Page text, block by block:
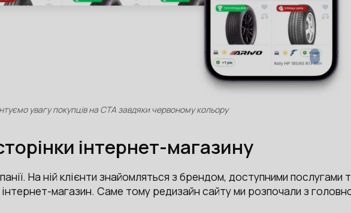
увагу покупців на СТА завдяки червоному кольору
інтернет-магазину
На ній клієнти знайомляться з брендом, доступними послугами
магазин. Саме тому редизайн сайту ми розпочали з